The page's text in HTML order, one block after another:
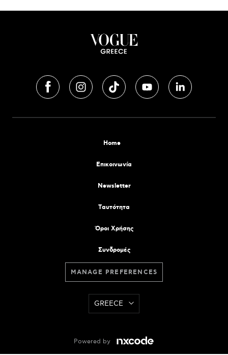
Home
Επικοινωνία
Newsletter
Tαυτότητα
Όροι Χρήσης
Συνδρομές
MANAGE PREFERENCES
GREECE
Powered by